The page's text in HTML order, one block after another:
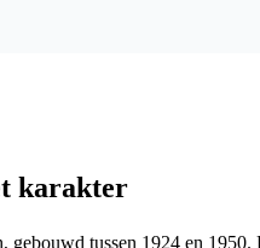
karakter
tussen 1924 en